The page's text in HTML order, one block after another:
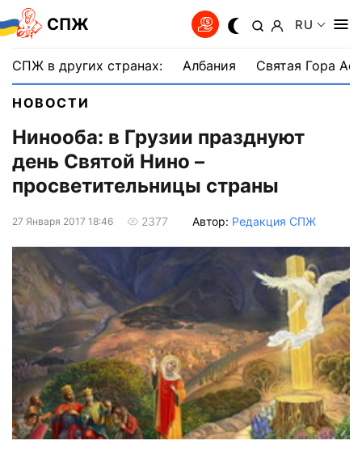
СПЖ RU
СПЖ в других странах: Албания Святая Гора
НОВОСТИ
Нинооба: в Грузии празднуют
день Святой Нино –
просветительницы страны
27 Января 2017 18:46 2377 Автор: Редакция СПЖ